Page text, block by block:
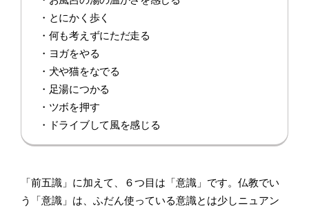
・とにかく歩く
・何も考えずにただ走る
・ヨガをやる
・犬や猫をなでる
・足湯につかる
・ツボを押す
・ドライブして風を感じる
「前五識」に加えて、６つ目は「意識」です。仏教でい
う「意識」は、ふだん使っている意識とは少しニュアン